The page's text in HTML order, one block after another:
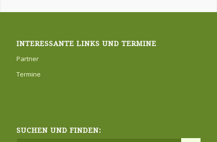
INTERESSANTE LINKS UND TERMINE
Partner
Termine
SUCHEN UND FINDEN: